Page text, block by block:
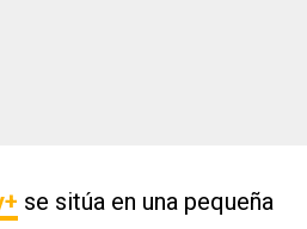
se sitúa en una pequeña